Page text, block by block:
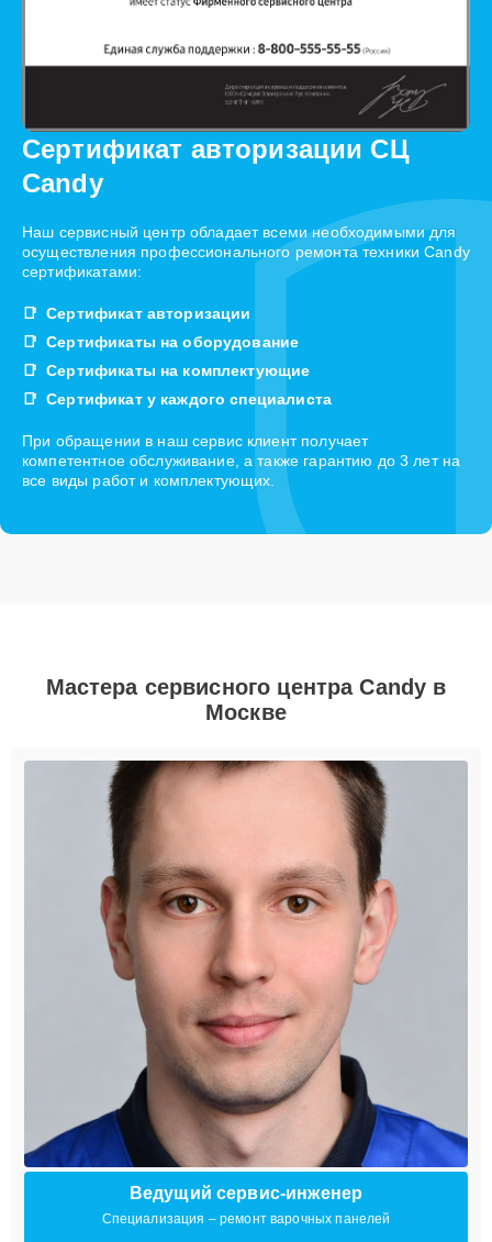
Сертификат авторизации СЦ
Candy
Наш сервисный центр обладает всеми необходимыми для
осуществления профессионального ремонта техники Candy
сертификатами:
Сертификат авторизации
Сертификаты на оборудование
Сертификаты на комплектующие
Сертификат у каждого специалиста
При обращении в наш сервис клиент получает
компетентное обслуживание, а также гарантию до 3 лет на
все виды работ и комплектующих.
Мастера сервисного центра Candy в
Москве
Ведущий сервис-инженер
Специализация – ремонт варочных панелей